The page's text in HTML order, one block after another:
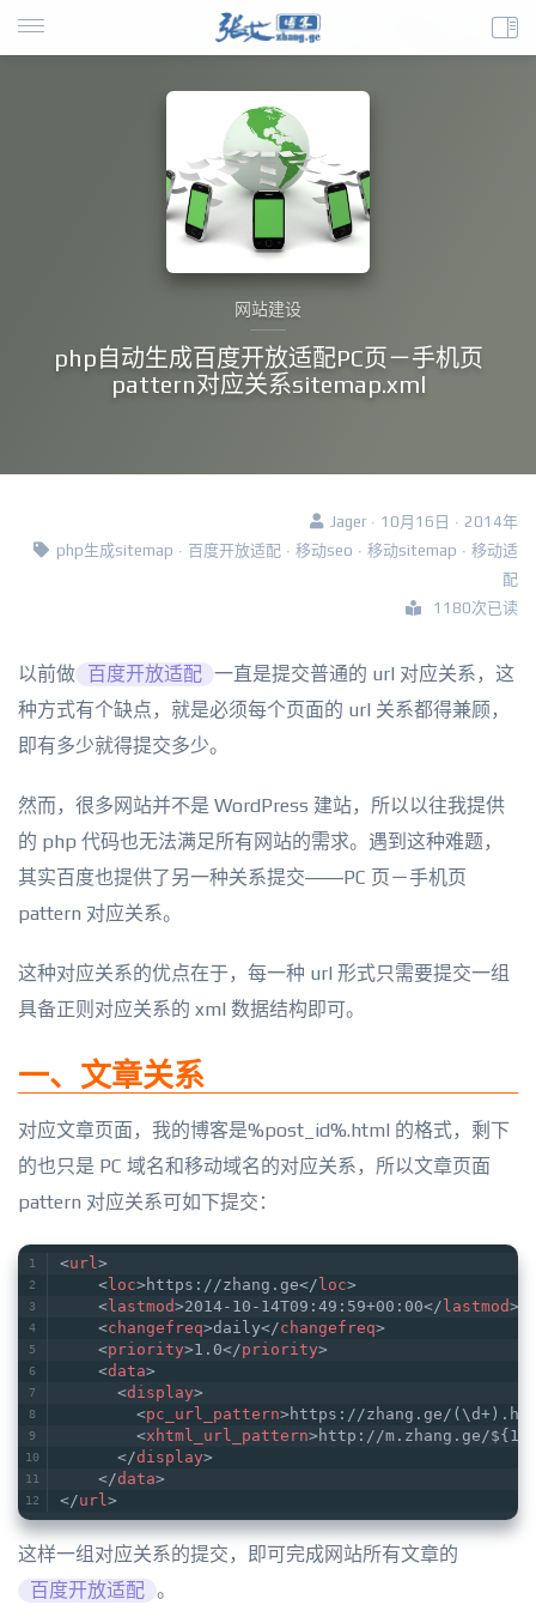
网站建设
php自动生成百度开放适配PC页－手机页
pattern对应关系sitemap.xml
Jager · 10月16日 · 2014年
php生成sitemap · 百度开放适配 · 移动seo · 移动sitemap · 移动适
配
1180次已读
以前做 百度开放适配 一直是提交普通的 url 对应关系，这
种方式有个缺点，就是必须每个页面的 url 关系都得兼顾，
即有多少就得提交多少。
然而，很多网站并不是 WordPress 建站，所以以往我提供
的 php 代码也无法满足所有网站的需求。遇到这种难题，
其实百度也提供了另一种关系提交——PC 页－手机页
pattern 对应关系。
这种对应关系的优点在于，每一种 url 形式只需要提交一组
具备正则对应关系的 xml 数据结构即可。
一、文章关系
对应文章页面，我的博客是%post_id%.html 的格式，剩下
的也只是 PC 域名和移动域名的对应关系，所以文章页面
pattern 对应关系可如下提交：
<url >
<loc> https://zhang.ge</loc>
<lastmod>2014-10-14T09:49:59+00:00</lastmod>
<changefreq>daily</changefreq>
<priority>1.0</priority>
<data>
<display>
<pc_url_pattern> https://zhang.ge/
<xhtml_url_pattern> http://m.zhang.ge/
</display>
</data>
</url >
这样一组对应关系的提交，即可完成网站所有文章的
百度开放适配 。